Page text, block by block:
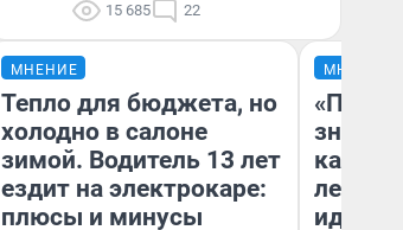
15 685 22
МНЕНИЕ
Тепло для бюджета, но
холодно в салоне
зимой. Водитель 13 лет
ездит на электрокаре:
плюсы и минусы
МНЕНИЕ
идею